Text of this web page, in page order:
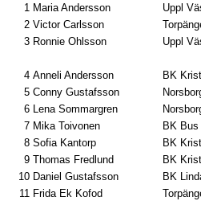
1 Maria Andersson
Uppl
2 Victor Carlsson
3 Ronnie Ohlsson Uppl
4 Anneli Andersson
BK
5 Conny Gustafsson
6 Lena Sommargren
7 Mika Toivonen
BK Bus
8 Sofia Kantorp
BK
9 Thomas Fredlund
BK
10 Daniel Gustafsson
BK
11 Frida Ek Kofod